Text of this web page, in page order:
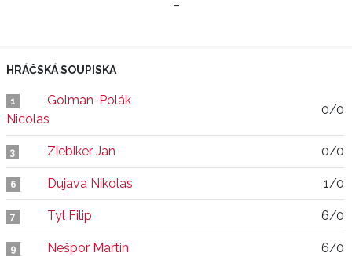
–
HRÁČSKÁ SOUPISKA
1
Golman-Polák
Nicolas
0/0
3 Ziebiker Jan 0/0
6 Dujava Nikolas 1/0
7 Tyl Filip 6/0
9 Nešpor Martin 6/0